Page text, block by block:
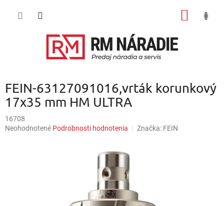
FEIN-63127091016,vrták korunkový
17x35 mm HM ULTRA
16708
Priemerné
Neohodnotené Podrobnosti hodnotenia Značka: FEIN